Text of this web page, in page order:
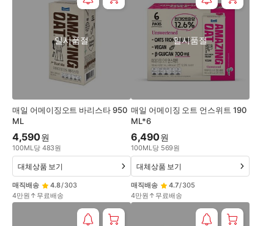
매일 어메이징오트 바리스타 950
ML
일시품절
4,590원
100ML당 483원
매직배송 4.8/303
4만원↑무료배송
대체상품 보기
매일 어메이징 오트 언스위트 190
ML*6
일시품절
6,490원
100ML당 569원
매직배송 4.7/305
4만원↑무료배송
대체상품 보기